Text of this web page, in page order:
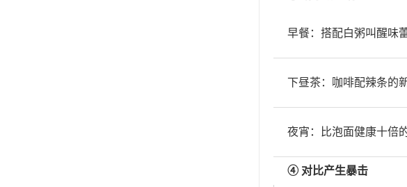
早餐：搭配白粥叫醒味
下昼茶：咖啡配辣条的
夜宵：比泡面健康十倍
④ 对比产生暴击